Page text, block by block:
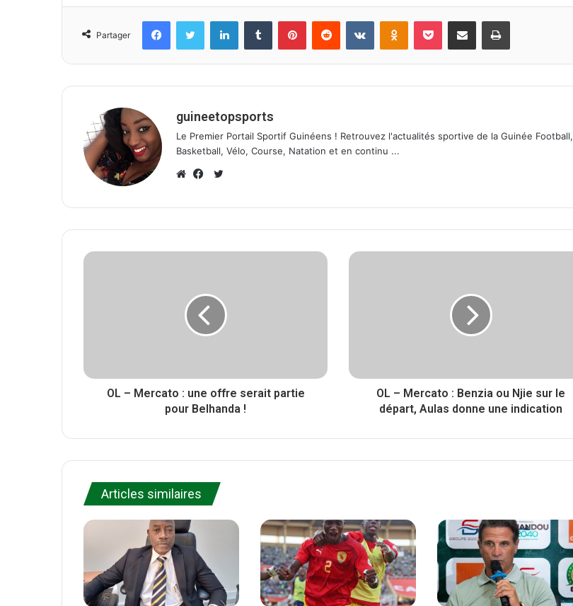
Partager
guineetopsports
Le Premier Portail Sportif Guinéens ! Retrouvez l'actualités sportive de la Guinée Football,
Basketball, Vélo, Course, Natation et en continu ...
e
a
o
k
i
OL – Mercato : une offre serait partie
pour Belhanda !
OL – Mercato : Benzia ou Njie sur le
départ, Aulas donne une indication
Articles similaires